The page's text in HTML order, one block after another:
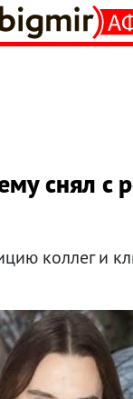
снял с
коллег и